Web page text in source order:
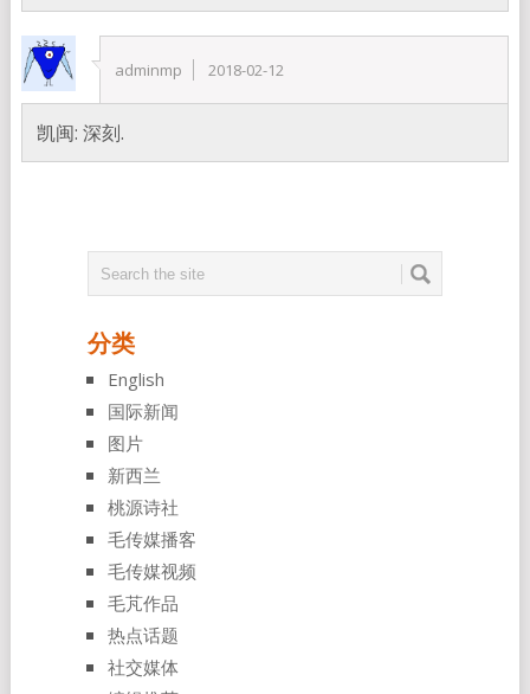
adminmp 2018-02-12
凯闽: 深刻.
分类
English
国际新闻
图片
新西兰
桃源诗社
毛传媒播客
毛传媒视频
毛芃作品
热点话题
社交媒体